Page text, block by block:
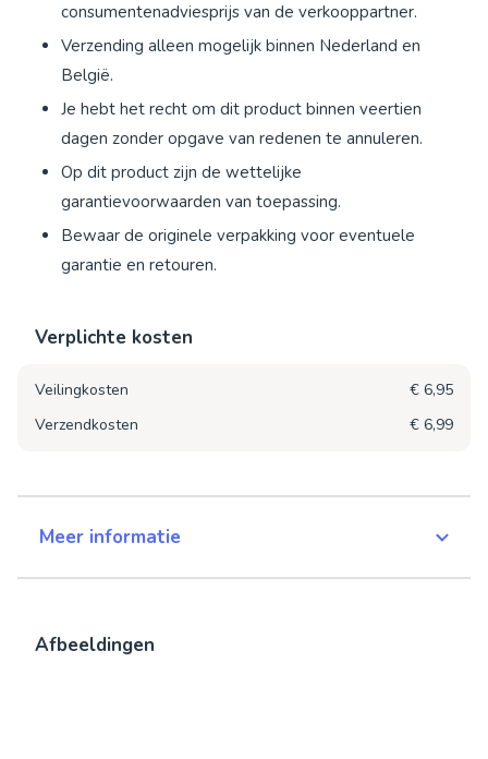
consumentenadviesprijs van de verkooppartner.
Verzending alleen mogelijk binnen Nederland en
België.
Je hebt het recht om dit product binnen veertien
dagen zonder opgave van redenen te annuleren.
Op dit product zijn de wettelijke
garantievoorwaarden van toepassing.
Bewaar de originele verpakking voor eventuele
garantie en retouren.
Verplichte kosten
Veilingkosten
€ 6,95
Verzendkosten
€ 6,99
Meer informatie
Afbeeldingen